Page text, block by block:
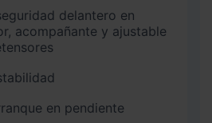
acompañante y ajustable
en pendiente